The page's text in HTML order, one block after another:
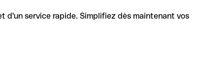
service rapide. Simplifiez dès maintenant vos